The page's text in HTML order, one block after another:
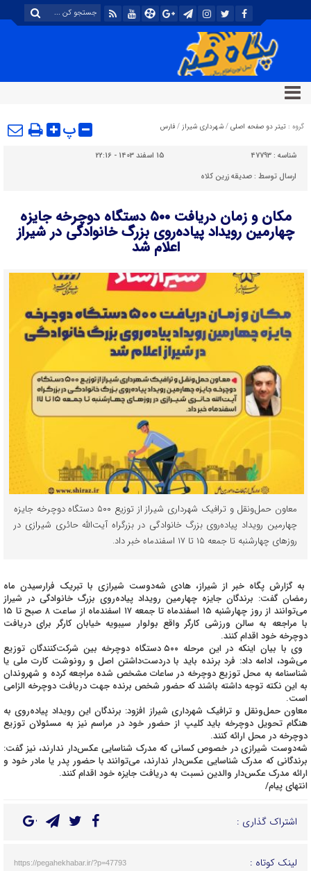
گروه : تیتر دو صفحه اصلی / شهرداری شیراز / فارس پ
شناسه : 47793
15 اسفند 1403 - 22:16
ارسال توسط : صدیقه زرین کلاه
مکان و زمان دریافت ۵۰۰ دستگاه دوچرخه جایزه
چهارمین رویداد پیاده‌روی بزرگ خانوادگی در شیراز
اعلام شد
معاون حمل‌ونقل و ترافیک شهرداری شیراز از توزیع ۵۰۰ دستگاه دوچرخه جایزه
چهارمین رویداد پیاده‌روی بزرگ خانوادگی در بزرگراه آیت‌الله حائری شیرازی در
روزهای چهارشنبه تا جمعه ۱۵ تا ۱۷ اسفندماه خبر داد.
به گزارش پگاه خبر از شیراز، هادی شه‌دوست شیرازی با تبریک فرارسیدن ماه
رمضان گفت: برندگان جایزه چهارمین رویداد پیاده‌روی بزرگ خانوادگی در شیراز
می‌توانند از روز چهارشنبه ۱۵ اسفندماه تا جمعه ۱۷ اسفندماه از ساعت ۸ صبح تا ۱۵
با مراجعه به سالن ورزشی کارگر واقع بولوار سیبویه خیابان کارگر برای دریافت
دوچرخه خود اقدام کنند.
وی با بیان اینکه در این مرحله ۵۰۰ دستگاه دوچرخه بین شرکت‌کنندگان توزیع
می‌شود، ادامه داد: فرد برنده باید با دردست‌داشتن اصل و رونوشت کارت ملی یا
شناسنامه به محل توزیع دوچرخه در ساعات مشخص شده مراجعه کرده و شهروندان
به این نکته توجه داشته باشند که حضور شخص برنده جهت دریافت دوچرخه الزامی
است.
معاون حمل‌ونقل و ترافیک شهرداری شیراز افزود: برندگان این رویداد پیاده‌روی به
هنگام تحویل دوچرخه باید کلیپ از حضور خود در مراسم نیز به مسئولان توزیع
دوچرخه در محل ارائه کنند.
شه‌دوست شیرازی در خصوص کسانی که مدرک شناسایی عکس‌دار ندارند، نیز گفت:
برندگانی که مدرک شناسایی عکس‌دار ندارند، می‌توانند با حضور پدر یا مادر خود و
ارائه مدرک عکس‌دار والدین نسبت به دریافت جایزه خود اقدام کنند.
انتهای پیام/
اشتراک گذاری :
لینک کوتاه : https://pegahekhabar.ir/?p=47793